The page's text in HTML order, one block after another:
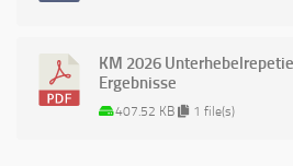
KM 2026
Ergebnisse
407.52 KB 1 file(s)